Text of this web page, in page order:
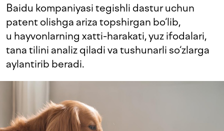
Baidu kompaniyasi tegishli dastur uchun
patent olishga ariza topshirgan bo‘lib,
u hayvonlarning xatti-harakati, yuz ifodalari,
tana tilini analiz qiladi va tushunarli so‘zlarga
aylantirib beradi.